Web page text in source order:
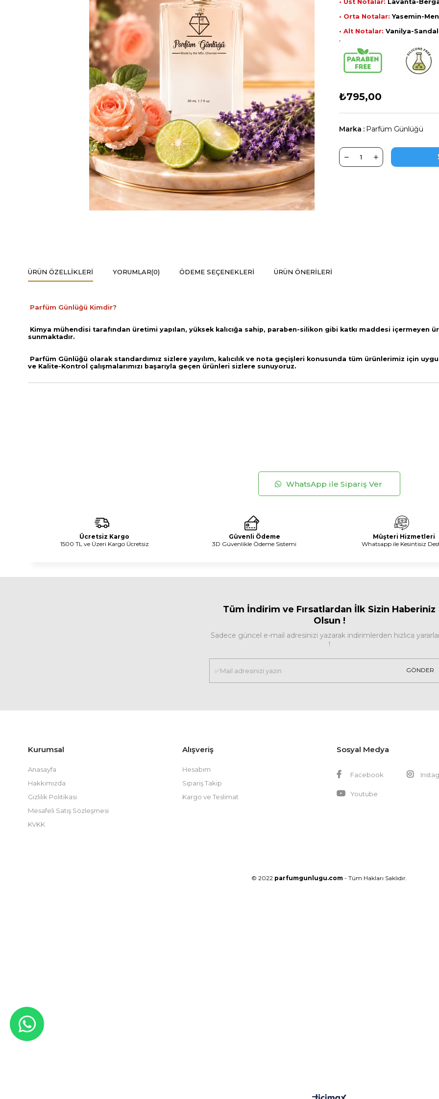
• Üst Notalar: Lavanta-
• Orta Notalar: Yasemin-
• Alt Notalar: Vanilya-
₺795,00
Marka : Parfüm Günlüğü
ÜRÜN ÖZELLIKLERI YORUMLAR(0) ÖDEME SEÇENEKLERI ÜRÜN ÖNERILERI
Parfüm Günlüğü Kimdir?
Kimya mühendisi tarafından üretimi yapılan, yüksek kalıcığa sahip, paraben-silikon gibi katkı maddesi içermeyen
sunmaktadır.
Parfüm Günlüğü olarak standardımız sizlere yayılım, kalıcılık ve nota geçişleri konusunda tüm ürünlerimiz için
ve Kalite-Kontrol çalışmalarımızı başarıyla geçen ürünleri sizlere sunuyoruz.
WhatsApp ile Sipariş Ver
Ücretsiz Kargo
1500 TL ve Üzeri Kargo Ücretsiz
Güvenli Ödeme
3D Güvenlikle Ödeme Sistemi
Müşteri Hizmetleri
Whatsapp ile Kesintisiz
Tüm İndirim ve Fırsatlardan İlk Sizin Haberiniz
Olsun !
Sadece güncel e-mail adresinizi yazarak indirimlerden hızlıca
!
GÖNDER
Kurumsal
Anasayfa
Hakkımızda
Gizlilik Politikası
Mesafeli Satış Sözleşmesi
KVKK
Alışveriş
Hesabım
Sipariş Takip
Kargo ve Teslimat
Sosyal Medya
Facebook
Youtube
© 2022 parfumgunlugu.com - Tüm Hakları Saklıdır.